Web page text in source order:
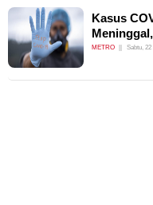
Kasus
METRO Sabtu,